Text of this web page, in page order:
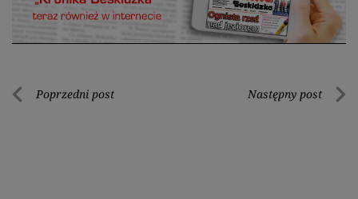
Nawigacja
Poprzedni post Następny post